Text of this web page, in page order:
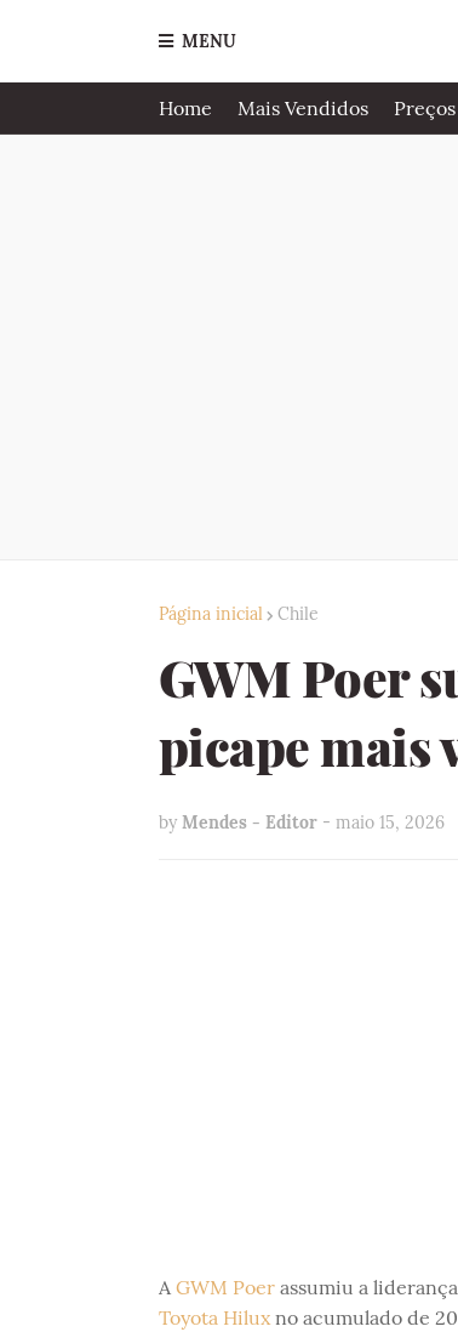
MENU
Home Mais Vendidos Preços
Página inicial Chile
GWM Poer
picape mais
by Mendes - Editor - maio 15, 2026
A GWM Poerassumiu a
Toyota Hiluxno acumulado de